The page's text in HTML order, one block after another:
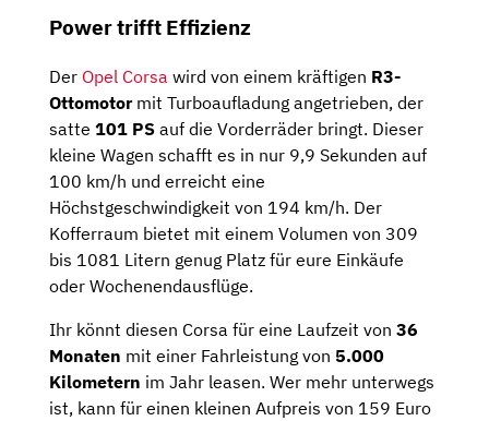
Power trifft Effizienz
Der Opel Corsa wird von einem kräftigen R3-
Ottomotormit Turboaufladung angetrieben, der
satte 101 PS auf die Vorderräder bringt. Dieser
kleine Wagen schafft es in nur 9,9 Sekunden auf
100 km/h und erreicht eine
Höchstgeschwindigkeit von 194 km/h. Der
Kofferraum bietet mit einem Volumen von 309
bis 1081 Litern genug Platz für eure Einkäufe
oder Wochenendausflüge.
Ihr könnt diesen Corsa für eine Laufzeit von 36
Monaten mit einer Fahrleistung von 5.000
Kilometern im Jahr leasen. Wer mehr unterwegs
ist, kann für einen kleinen Aufpreis von 159 Euro